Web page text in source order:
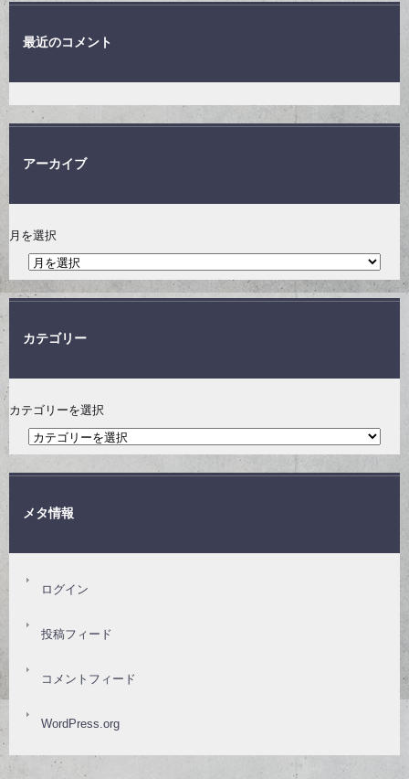
最近のコメント
アーカイブ
月を選択
カテゴリー
カテゴリーを選択
メタ情報
ログイン
投稿フィード
コメントフィード
WordPress.org